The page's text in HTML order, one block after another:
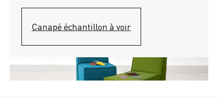
Canapé échantillon à voir